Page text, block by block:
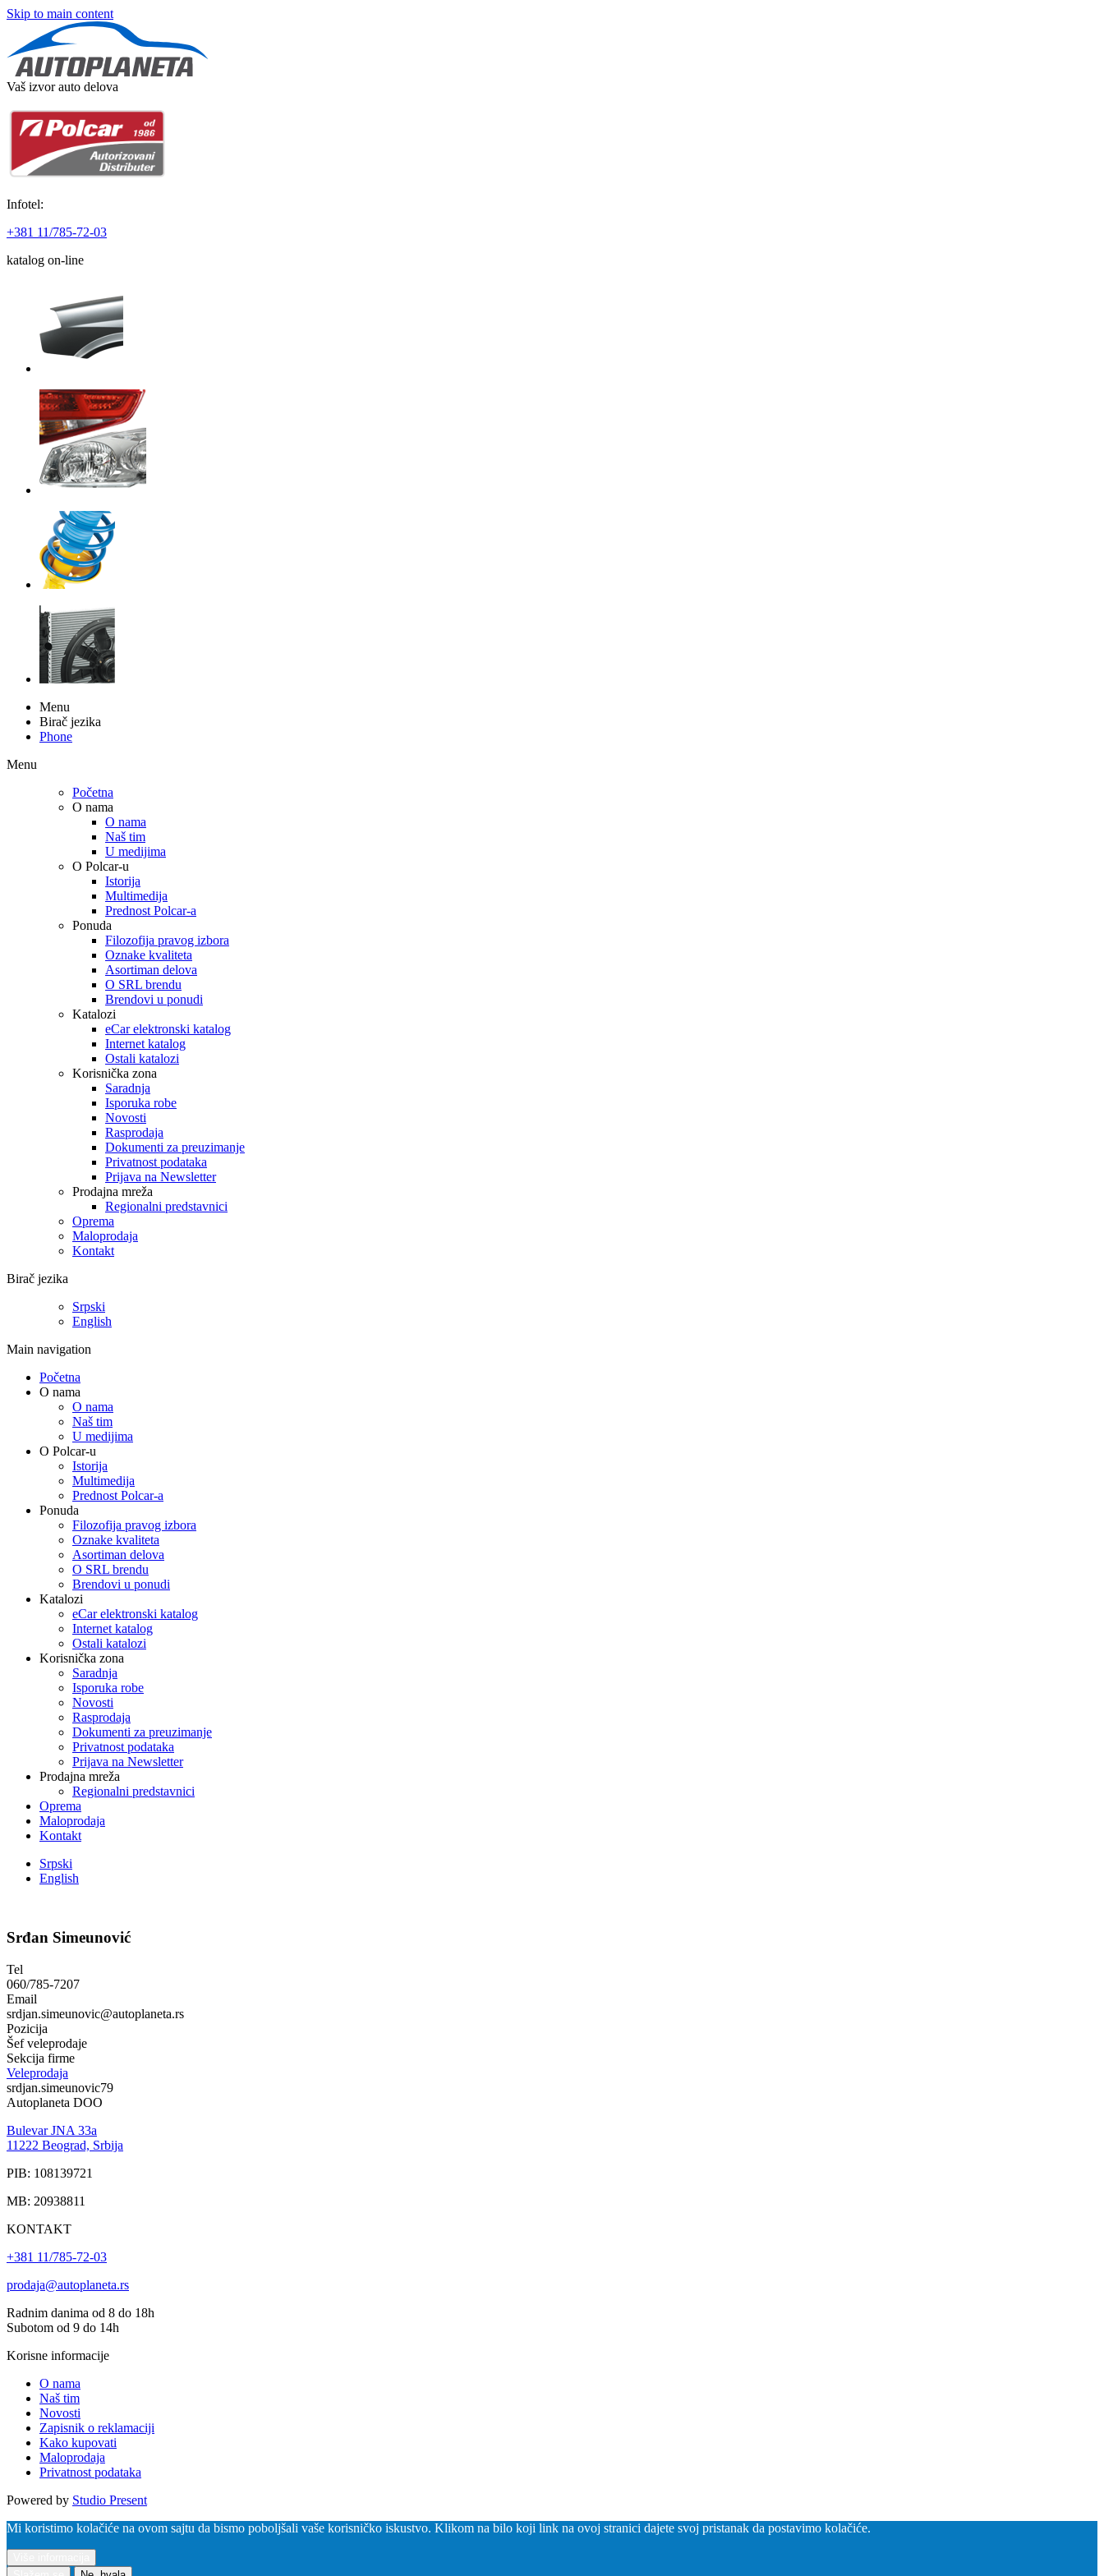
Skip to main content
Vaš izvor auto delova
Infotel:
+381 11/785-72-03
katalog on-line
Menu
Birač jezika
Phone
Menu
Početna
O nama
O nama
Naš tim
U medijima
O Polcar-u
Istorija
Multimedija
Prednost Polcar-a
Ponuda
Filozofija pravog izbora
Oznake kvaliteta
Asortiman delova
O SRL brendu
Brendovi u ponudi
Katalozi
eCar elektronski katalog
Internet katalog
Ostali katalozi
Korisnička zona
Saradnja
Isporuka robe
Novosti
Rasprodaja
Dokumenti za preuzimanje
Privatnost podataka
Prijava na Newsletter
Prodajna mreža
Regionalni predstavnici
Oprema
Maloprodaja
Kontakt
Birač jezika
Srpski
English
Main navigation
Početna
O nama
O nama
Naš tim
U medijima
O Polcar-u
Istorija
Multimedija
Prednost Polcar-a
Ponuda
Filozofija pravog izbora
Oznake kvaliteta
Asortiman delova
O SRL brendu
Brendovi u ponudi
Katalozi
eCar elektronski katalog
Internet katalog
Ostali katalozi
Korisnička zona
Saradnja
Isporuka robe
Novosti
Rasprodaja
Dokumenti za preuzimanje
Privatnost podataka
Prijava na Newsletter
Prodajna mreža
Regionalni predstavnici
Oprema
Maloprodaja
Kontakt
Srpski
English
Srđan Simeunović
Tel
060/785-7207
Email
srdjan.simeunovic@autoplaneta.rs
Pozicija
Šef veleprodaje
Sekcija firme
Veleprodaja
srdjan.simeunovic79
Autoplaneta DOO
Bulevar JNA 33a
11222 Beograd, Srbija
PIB: 108139721
MB: 20938811
KONTAKT
+381 11/785-72-03
prodaja@autoplaneta.rs
Radnim danima od 8 do 18h
Subotom od 9 do 14h
Korisne informacije
O nama
Naš tim
Novosti
Zapisnik o reklamaciji
Kako kupovati
Maloprodaja
Privatnost podataka
Powered by Studio Present
Mi koristimo kolačiće na ovom sajtu da bismo poboljšali vaše korisničko iskustvo. Klikom na bilo koji link na ovoj stranici dajete svoj pristanak da postavimo kolačiće.